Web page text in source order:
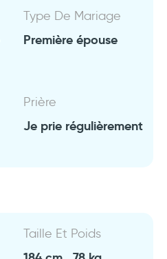
Type De Mariage
Première épouse
Prière
Je prie régulièrement
Taille Et Poids